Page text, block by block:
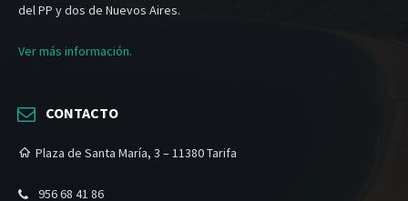
del PP y dos de Nuevos Aires.
Ver más información.
CONTACTO
Plaza de Santa María, 3 – 11380 Tarifa
956 68 41 86